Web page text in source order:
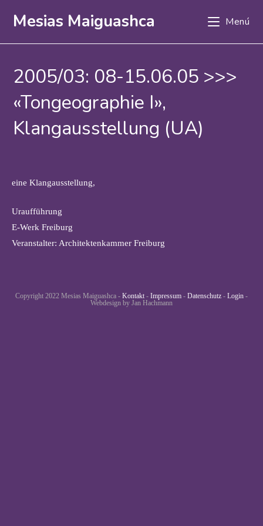
Mesias Maiguashca Menú
2005/03: 08-15.06.05 >>>
«Tongeographie I»,
Klangausstellung (UA)
eine Klangausstellung,
Uraufführung
E-Werk Freiburg
Veranstalter: Architektenkammer Freiburg
Copyright 2022 Mesias Maiguashca - Kontakt - Impressum - Datenschutz - Login -
Webdesign by Jan Hachmann